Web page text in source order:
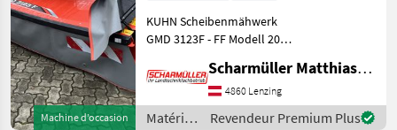
Machine d’occasion
KUHN Scheibenmähwerk
GMD 3123F - FF Modell 2026
Arbeitsbreite 310cm - 7
Mähscheiben - für
Traktoren ab 80PS - 3-
Scharmüller Matthias Landtechnik
4860 Lenzing
Matériels
Revendeur Premium Plus